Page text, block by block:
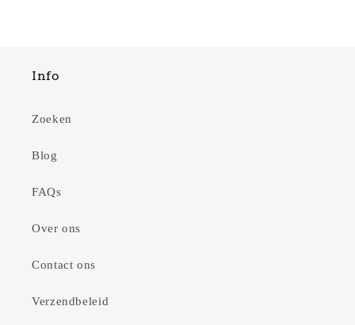
Info
Zoeken
Blog
FAQs
Over ons
Contact ons
Verzendbeleid